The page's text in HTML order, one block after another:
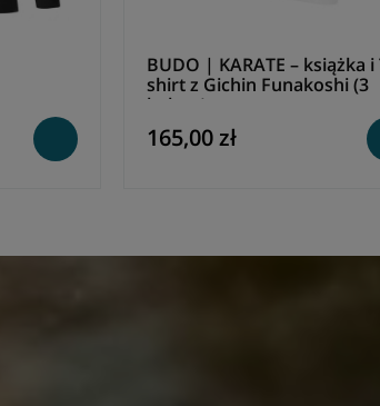
BUDO | KARATE – książka i
shirt z Gichin Funakoshi (3
kolory) – zestaw
165,00 zł